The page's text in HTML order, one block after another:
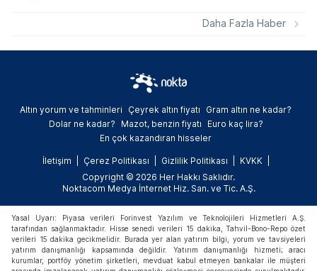
Daha Fazla Haber
Altın yorum ve tahminleri Çeyrek altın fiyatı
Gram altın ne kadar?
Dolar ne kadar?
Mazot, benzin fiyatı
Euro kaç lira?
En çok kazandıran hisseler
İletişim Çerez Politikası Gizlilik Politikası
KVKK
Copyright © 2026 Her Hakkı Saklıdır.
Noktacom Medya İnternet Hiz. San. ve Tic. A.Ş.
Yasal Uyarı: Piyasa verileri Forinvest Yazılım ve Teknolojileri Hizmetleri A.Ş.
tarafından sağlanmaktadır. Hisse senedi verileri 15 dakika, Tahvil-Bono-Repo özet
verileri 15 dakika gecikmelidir. Burada yer alan yatırım bilgi, yorum ve tavsiyeleri
yatırım danışmanlığı kapsamında değildir. Yatırım danışmanlığı hizmeti; aracı
kurumlar, portföy yönetim şirketleri, mevduat kabul etmeyen bankalar ile müşteri